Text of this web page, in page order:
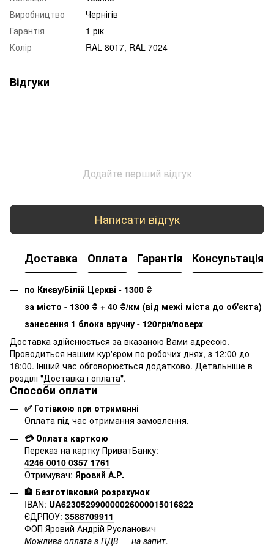
Виробництво
Чернігів
Гарантія
1 рік
Колір
RAL 8017, RAL 7024
Відгуки
Додайте перший відгук
Написати відгук
Доставка Оплата Гарантія Консультація
по Києву/Білій Церкві - 1300 ₴
за місто - 1300 ₴ + 40 ₴/км (від межі міста до об'єкта)
занесення 1 блока вручну - 120грн/поверх
Доставка здійснюється за вказаною Вами адресою.
Проводиться нашим кур'єром по робочих днях, з 12:00 до
18:00. Інший час обговорюється додатково. Детальніше в
розділі "Доставка і оплата".
Способи оплати
✅ Готівкою при отриманні
Оплата під час отримання замовлення.
💳 Оплата карткою
Переказ на картку ПриватБанку:
4246 0010 0357 1761
Отримувач: Яровий А.Р.
🏦 Безготівковий розрахунок
IBAN: UA623052990000026000015016822
ЄДРПОУ: 3588709911
ФОП Яровий Андрій Русланович
Можлива оплата з ПДВ — на запит.